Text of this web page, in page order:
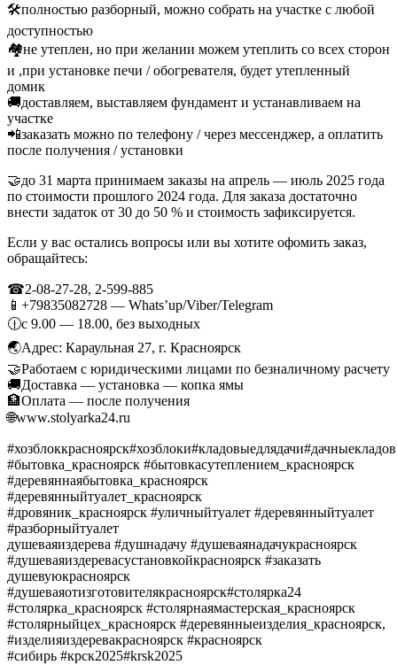
🛠полностью разборный, можно собрать на участке с любой
доступностью
🏘не утеплен, но при желании можем утеплить со всех сторон
и ,при установке печи / обогревателя, будет утепленный
домик
🚚доставляем, выставляем фундамент и устанавливаем на
участке
📲заказать можно по телефону / через мессенджер, а оплатить
после получения / установки
🤝до 31 марта принимаем заказы на апрель — июль 2025 года
по стоимости прошлого 2024 года. Для заказа достаточно
внести задаток от 30 до 50 % и стоимость зафиксируется.
Если у вас остались вопросы или вы хотите офомить заказ,
обращайтесь:
☎2-08-27-28, 2-599-885
📱+79835082728 — Whats’up/Viber/Telegram
🕧с 9.00 — 18.00, без выходных
🌏Адрес: Караульная 27, г. Красноярск
🤝Работаем с юридическими лицами по безналичному расчету
🚚Доставка — установка — копка ямы
🏦Оплата — после получения
🌐www.stolyarka24.ru
#бытовка_красноярск #бытовкасутеплением_красноярск
#деревяннаябытовка_красноярск
#деревянныйтуалет_красноярск
#дровяник_красноярск #уличныйтуалет #деревянныйтуалет
#разборныйтуалет
душеваяиздерева #душнадачу #душеваянадачукрасноярск
#душеваяиздеревасустановкойкрасноярск #заказать
душевуюкрасноярск
#душеваяотизготовителякрасноярск#столярка24
#столярка_красноярск #столярнаямастерская_красноярск
#столярныйцех_красноярск #деревянныеизделия_красноярск,
#изделияиздеревакрасноярск #красноярск
#сибирь #крск2025#krsk2025